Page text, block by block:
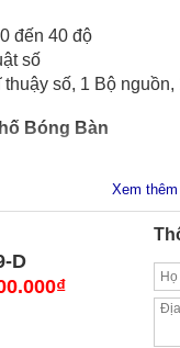
đến 40 độ
số
số, 1 Bộ
Bóng Bàn
Xem thêm
D
₫